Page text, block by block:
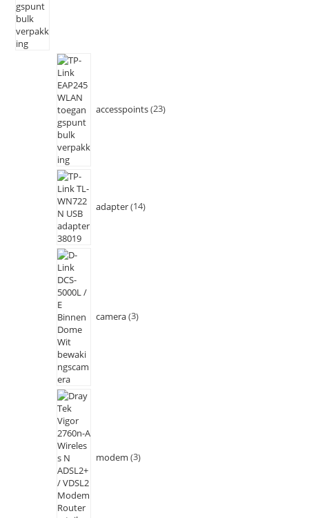
accesspoints 23
adapter 14
camera 3
modem 3